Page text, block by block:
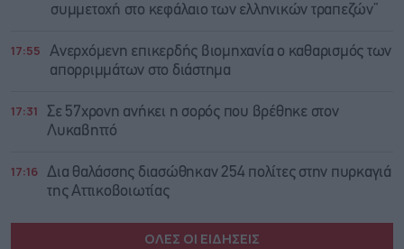
συμμετοχή στο κεφάλαιο των ελληνικών τραπεζών”
17:55
Ανερχόμενη επικερδής βιομηχανία ο καθαρισμός των
απορριμμάτων στο διάστημα
17:31
Σε 57χρονη ανήκει η σορός που βρέθηκε στον
Λυκαβηττό
17:16 Δια θαλάσσης διασώθηκαν 254 πολίτες στην πυρκαγιά
της Αττικοβοιωτίας
ΟΛΕΣ ΟΙ ΕΙΔΗΣΕΙΣ